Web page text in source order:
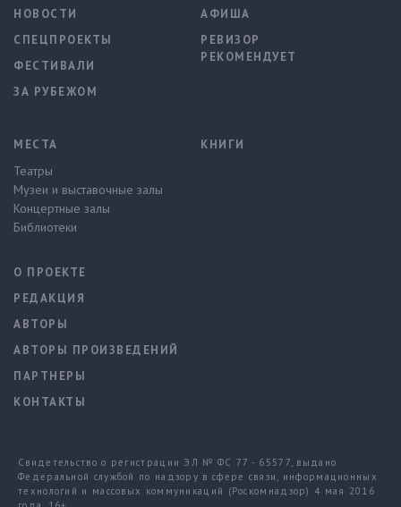
НОВОСТИ
СПЕЦПРОЕКТЫ
ФЕСТИВАЛИ
ЗА РУБЕЖОМ
АФИША
РЕВИЗОР
РЕКОМЕНДУЕТ
МЕСТА
Театры
Музеи и выставочные залы
Концертные залы
Библиотеки
КНИГИ
О ПРОЕКТЕ
РЕДАКЦИЯ
АВТОРЫ
АВТОРЫ ПРОИЗВЕДЕНИЙ
ПАРТНЕРЫ
КОНТАКТЫ
Свидетельство о регистрации ЭЛ № ФС 77 - 65577, выдано
Федеральной службой по надзору в сфере связи, информационных
технологий и массовых коммуникаций (Роскомнадзор) 4 мая 2016